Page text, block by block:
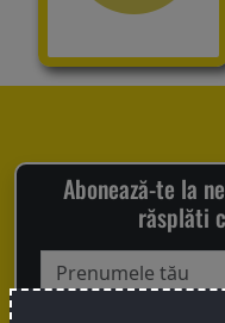
Blog
Abonează-te la
răsplăti